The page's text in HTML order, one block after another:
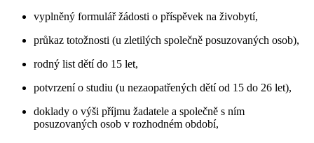
vyplněný formulář žádosti o příspěvek na živobytí,
průkaz totožnosti (u zletilých společně posuzovaných osob),
rodný list dětí do 15 let,
potvrzení o studiu (u nezaopatřených dětí od 15 do 26 let),
doklady o výši příjmu žadatele a společně s ním
posuzovaných osob v rozhodném období,